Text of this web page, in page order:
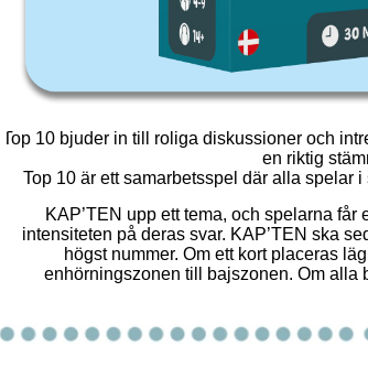
Top 10 bjuder in till roliga diskussioner och
en riktig
Top 10 är ett samarbetsspel där alla spelar
KAP’TEN upp ett tema, och spelarna
intensiteten på deras svar. KAP’TEN ska
högst nummer. Om ett kort placeras
enhörningszonen till bajszonen. Om alla